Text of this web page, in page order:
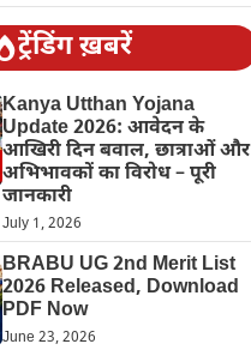
ट्रेंडिंग ख़बरें
Kanya Utthan Yojana
Update 2026: आवेदन के
आखिरी दिन बवाल, छात्राओं और
अभिभावकों का विरोध – पूरी
जानकारी
July 1, 2026
BRABU UG 2nd Merit List
2026 Released, Download
PDF Now
June 23, 2026